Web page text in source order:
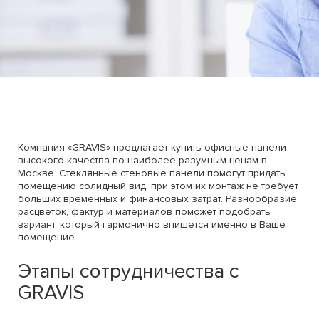
Компания «GRAVIS» предлагает купить офисные панели
высокого качества по наиболее разумным ценам в
Москве. Стеклянные стеновые панели помогут придать
помещению солидный вид, при этом их монтаж не требует
больших временных и финансовых затрат. Разнообразие
расцветок, фактур и материалов поможет подобрать
вариант, который гармонично впишется именно в Ваше
помещение.
Этапы сотрудничества с
GRAVIS